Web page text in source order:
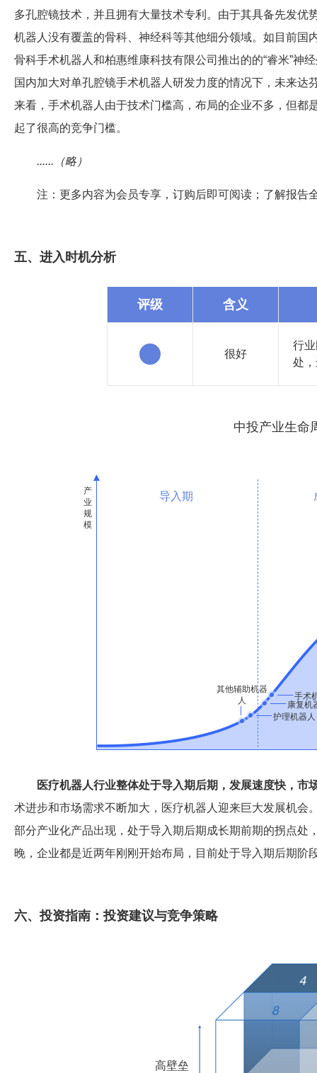
多孔腔镜技术，并且拥有大量技术专利。由于其具备先发
机器人没有覆盖的骨科、神经科等其他细分领域。如目前
骨科手术机器人和柏惠维康科技有限公司推出的的“睿米”神
国内加大对单孔腔镜手术机器人研发力度的情况下，未来
来看，手术机器人由于技术门槛高，布局的企业不多，但
起了很高的竞争门槛。
......（略）
注：更多内容为会员专享，订购后即可阅读；了解报告
五、进入时机分析
评级 含义
很好
行
处
中投产业生命
其他辅助机器
人
护理机器人
康复机
手术
导入期
医疗机器人行业整体处于导入期后期，发展速度快，市
术进步和市场需求不断加大，医疗机器人迎来巨大发展机
部分产业化产品出现，处于导入期后期成长期前期的拐点
晚，企业都是近两年刚刚开始布局，目前处于导入期后期阶
六、投资指南：投资建议与竞争策略
高壁垒